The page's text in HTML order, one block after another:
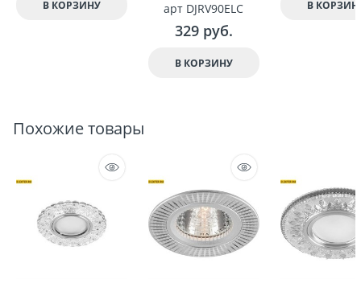
В КОРЗИНУ
арт DJRV90ELC
329 руб.
В КОРЗИНУ
В
Похожие товары